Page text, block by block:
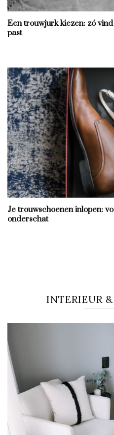
Een trouwjurk kiezen: zó
past
Je trouwschoenen inlopen:
onderschat
INTERIEUR